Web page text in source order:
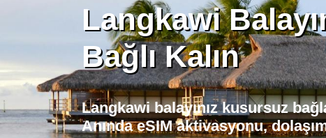
Langkawi
Bağlı Kalın
Langkawi balayınız kusursuz
Anında eSIM aktivasyonu,